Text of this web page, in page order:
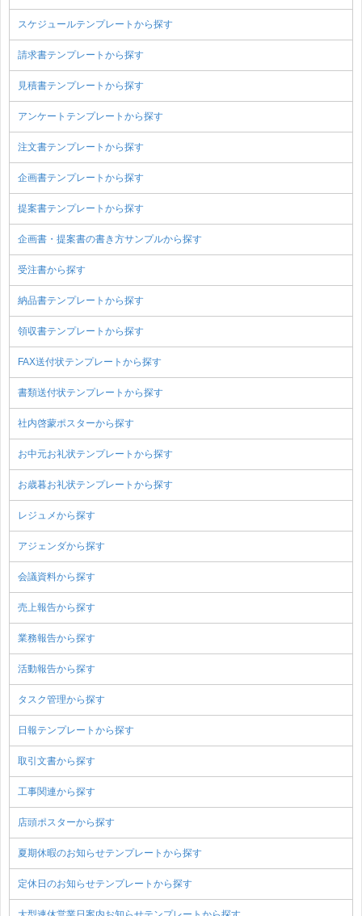
スケジュールテンプレートから探す
請求書テンプレートから探す
見積書テンプレートから探す
アンケートテンプレートから探す
注文書テンプレートから探す
企画書テンプレートから探す
提案書テンプレートから探す
企画書・提案書の書き方サンプルから探す
受注書から探す
納品書テンプレートから探す
領収書テンプレートから探す
FAX送付状テンプレートから探す
書類送付状テンプレートから探す
社内啓蒙ポスターから探す
お中元お礼状テンプレートから探す
お歳暮お礼状テンプレートから探す
レジュメから探す
アジェンダから探す
会議資料から探す
売上報告から探す
業務報告から探す
活動報告から探す
タスク管理から探す
日報テンプレートから探す
取引文書から探す
工事関連から探す
店頭ポスターから探す
夏期休暇のお知らせテンプレートから探す
定休日のお知らせテンプレートから探す